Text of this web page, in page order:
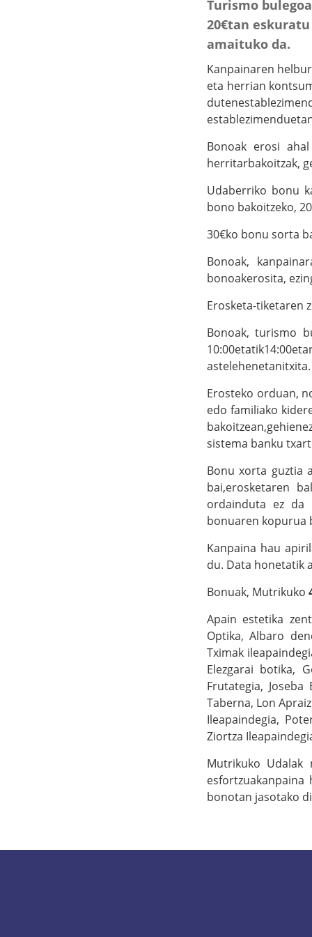
Turismo
20€tan
amaituko da.
Kanpainaren
eta herrian
Bonoak erosi
herritarbakoitzak,
Udaberriko bonu
bono bakoitzeko,
30€ko bonu sorta
Bonoak,
bonoakerosita,
Erosketa-tiketaren
Bonoak, turismo
astelehenetanitxita.
Erosteko orduan,
edo familiako
sistema banku
Bonu xorta guztia
bai,erosketaren
ordainduta ez da
bonuaren kopurua
Kanpaina hau
du. Data honetatik
Bonuak, Mutrikuko
Apain estetika
Optika, Albaro
Tximak
Elezgarai botika,
Frutategia,
Taberna, Lon
Ileapaindegia,
Ziortza
Mutrikuko
bonotan jasotako